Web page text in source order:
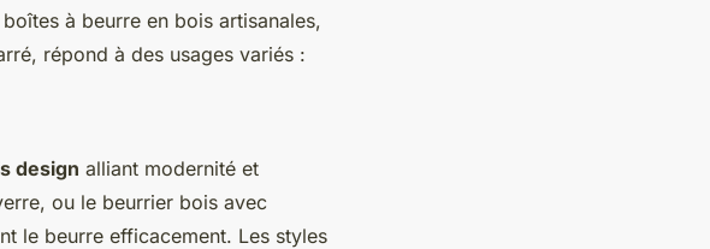
à beurre en bois artisanales,
répond à des usages variés :
design alliant modernité et
ou le beurrier bois avec
le beurre efficacement. Les styles